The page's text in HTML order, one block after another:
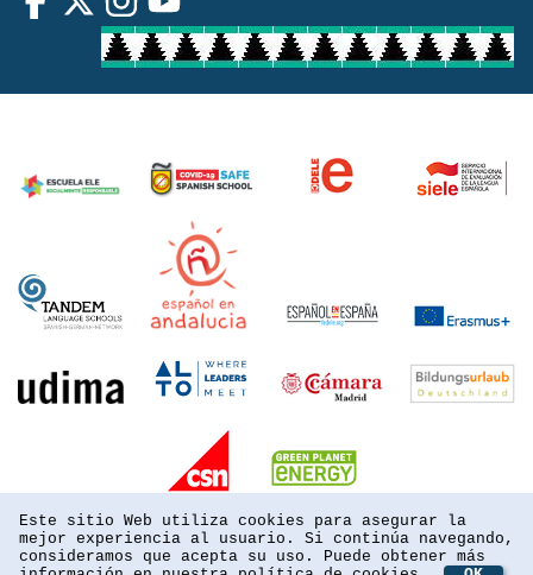
Este sitio Web utiliza cookies para asegurar la
mejor experiencia al usuario. Si continúa navegando,
consideramos que acepta su uso. Puede obtener más